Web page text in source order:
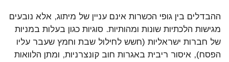
ההבדלים בין גופי הכשרות אינם עניין של מיתוג, אלא נובעים
מגישות הלכתיות שונות ומהותיות. סוגיות כגון בעלות במניות
של חברות ישראליות (חשש לחילול שבת וחמץ שעבר עליו
הפסח), איסור ריבית באגרות חוב קונצרניות, ומתן הלוואות